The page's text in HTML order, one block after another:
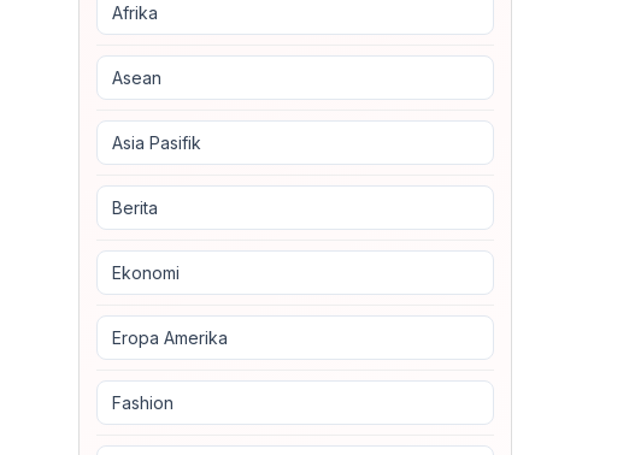
Afrika
Asean
Asia Pasifik
Berita
Ekonomi
Eropa Amerika
Fashion